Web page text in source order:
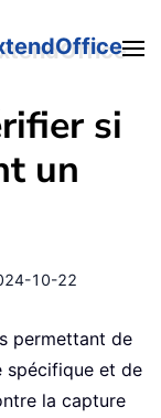
si
un
10-22
permettant de
spécifique et de
la capture